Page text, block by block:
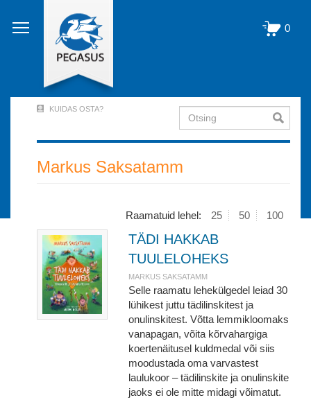
edasi
põhisisu
0
Account
Menu
KUIDAS OSTA? Otsing
Markus Saksatamm
Raamatuid lehel: 25 50 100
TÄDI HAKKAB
TUULELOHEKS
MARKUS SAKSATAMM
Selle raamatu lehekülgedel leiad 30
lühikest juttu tädilinskitest ja
onulinskitest. Võtta lemmikloomaks
vanapagan, võita kõrvahargiga
koertenäitusel kuldmedal või siis
moodustada oma varvastest
laulukoor – tädilinskite ja onulinskite
jaoks ei ole mitte midagi võimatut.